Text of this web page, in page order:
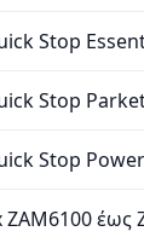
Stop
Stop
Stop
έως